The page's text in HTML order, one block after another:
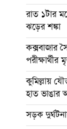
রাত ১টার
ঝড়ের শঙ্কা
কক্সবাজার
পরীক্ষার্থীর
কুমিল্লায়
হাত ভাঙার
সড়ক